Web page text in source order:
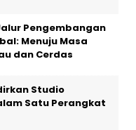
Pengembangan
Menuju Masa
dan Cerdas
Studio
Satu Perangkat